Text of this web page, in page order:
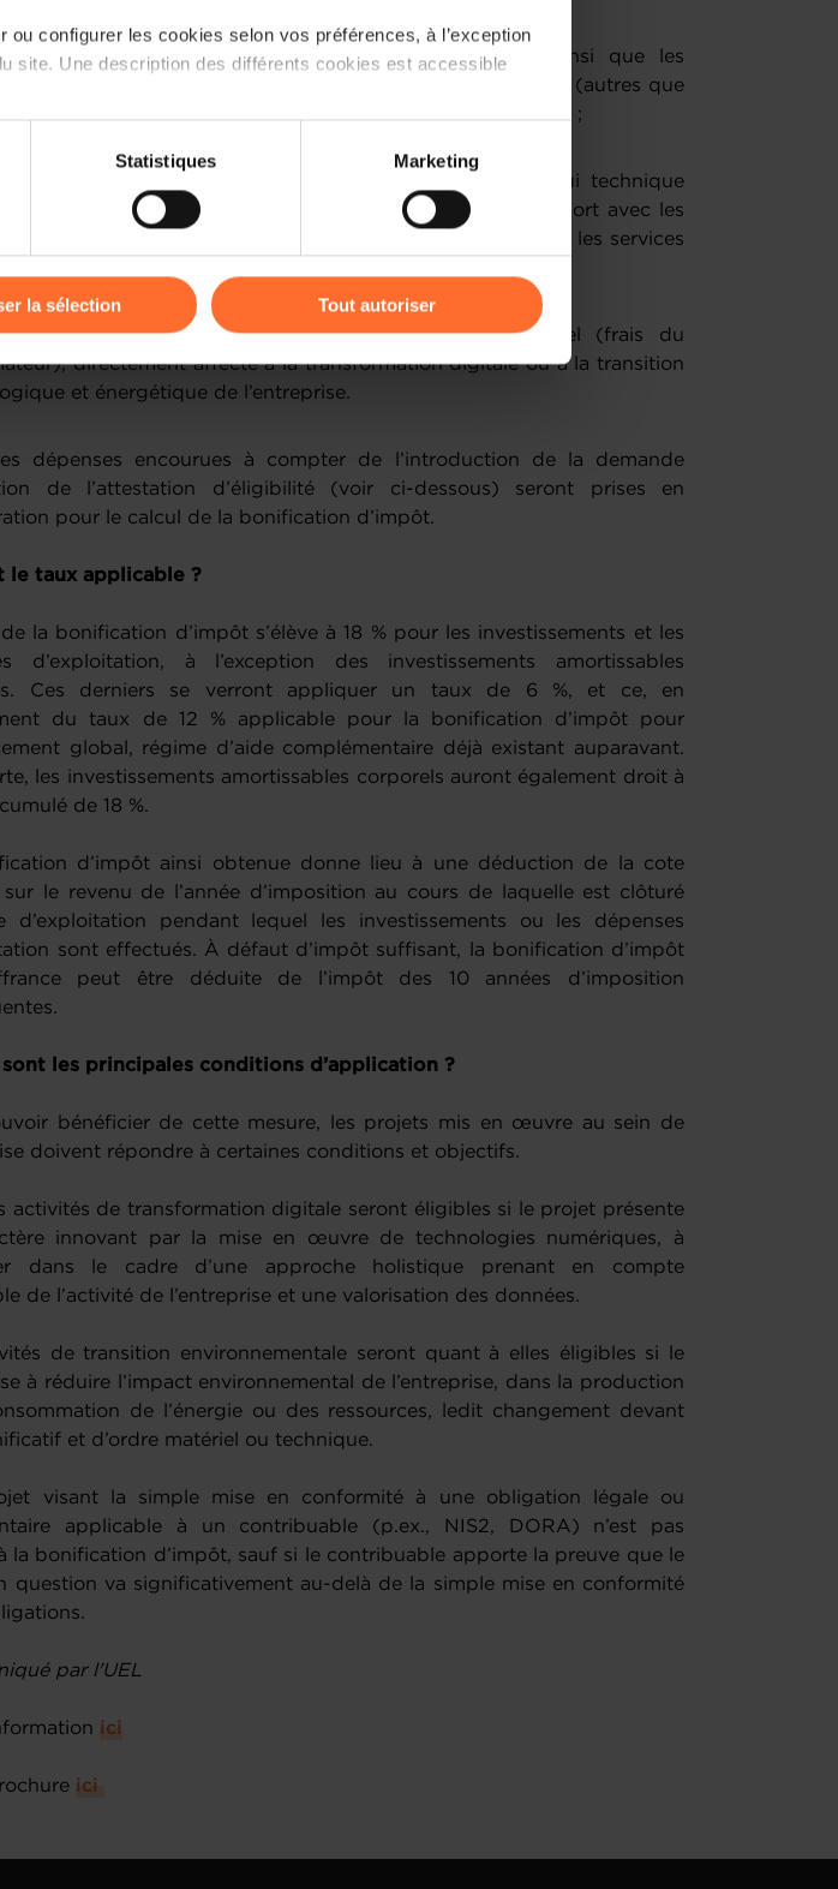
configurer les cookies selon vos préférences, à l’exception
site. Une description des différents cookies est accessible
(ex : lecture de vidéos, partage sur les réseaux
des cookies et notre
Politique de protection des données
Statistiques Marketing
la sélection Tout autoriser
des investissements en logiciels ou en brevets ainsi que les
faites pour leur usage ou la concession de leur usage (autres que
concédés par une entreprise liée au sens de l’article 56 LIR) ;
dépenses en services de conseil, de diagnostic et d’appui technique
par des prestataires extérieurs qui ne sont pas en rapport avec les
de fonctionnement normales de l’entreprise, telles que les services
dépenses de personnel, ou en formation du personnel (frais du
directement affecté à la transformation digitale ou à la transition
et énergétique de l’entreprise.
dépenses encourues à compter de l’introduction de la demande
de l’attestation d’éligibilité (voir ci-dessous) seront prises en
pour le calcul de la bonification d’impôt.
le taux applicable ?
de la bonification d’impôt s’élève à 18 % pour les investissements et les
d’exploitation, à l’exception des investissements amortissables
Ces derniers se verront appliquer un taux de 6 %, et ce, en
du taux de 12 % applicable pour la bonification d’impôt pour
global, régime d’aide complémentaire déjà existant auparavant.
les investissements amortissables corporels auront également droit à
de 18 %.
d’impôt ainsi obtenue donne lieu à une déduction de la cote
sur le revenu de l’année d’imposition au cours de laquelle est clôturé
d’exploitation pendant lequel les investissements ou les dépenses
sont effectués. À défaut d’impôt suffisant, la bonification d’impôt
peut être déduite de l’impôt des 10 années d’imposition
sont les principales conditions d’application ?
bénéficier de cette mesure, les projets mis en œuvre au sein de
doivent répondre à certaines conditions et objectifs.
activités de transformation digitale seront éligibles si le projet présente
innovant par la mise en œuvre de technologies numériques, à
dans le cadre d’une approche holistique prenant en compte
de l’activité de l’entreprise et une valorisation des données.
de transition environnementale seront quant à elles éligibles si le
à réduire l’impact environnemental de l’entreprise, dans la production
de l’énergie ou des ressources, ledit changement devant
et d’ordre matériel ou technique.
visant la simple mise en conformité à une obligation légale ou
applicable à un contribuable (p.ex., NIS2, DORA) n’est pas
la bonification d’impôt, sauf si le contribuable apporte la preuve que le
question va significativement au-delà de la simple mise en conformité
par l'UEL
ici
ici